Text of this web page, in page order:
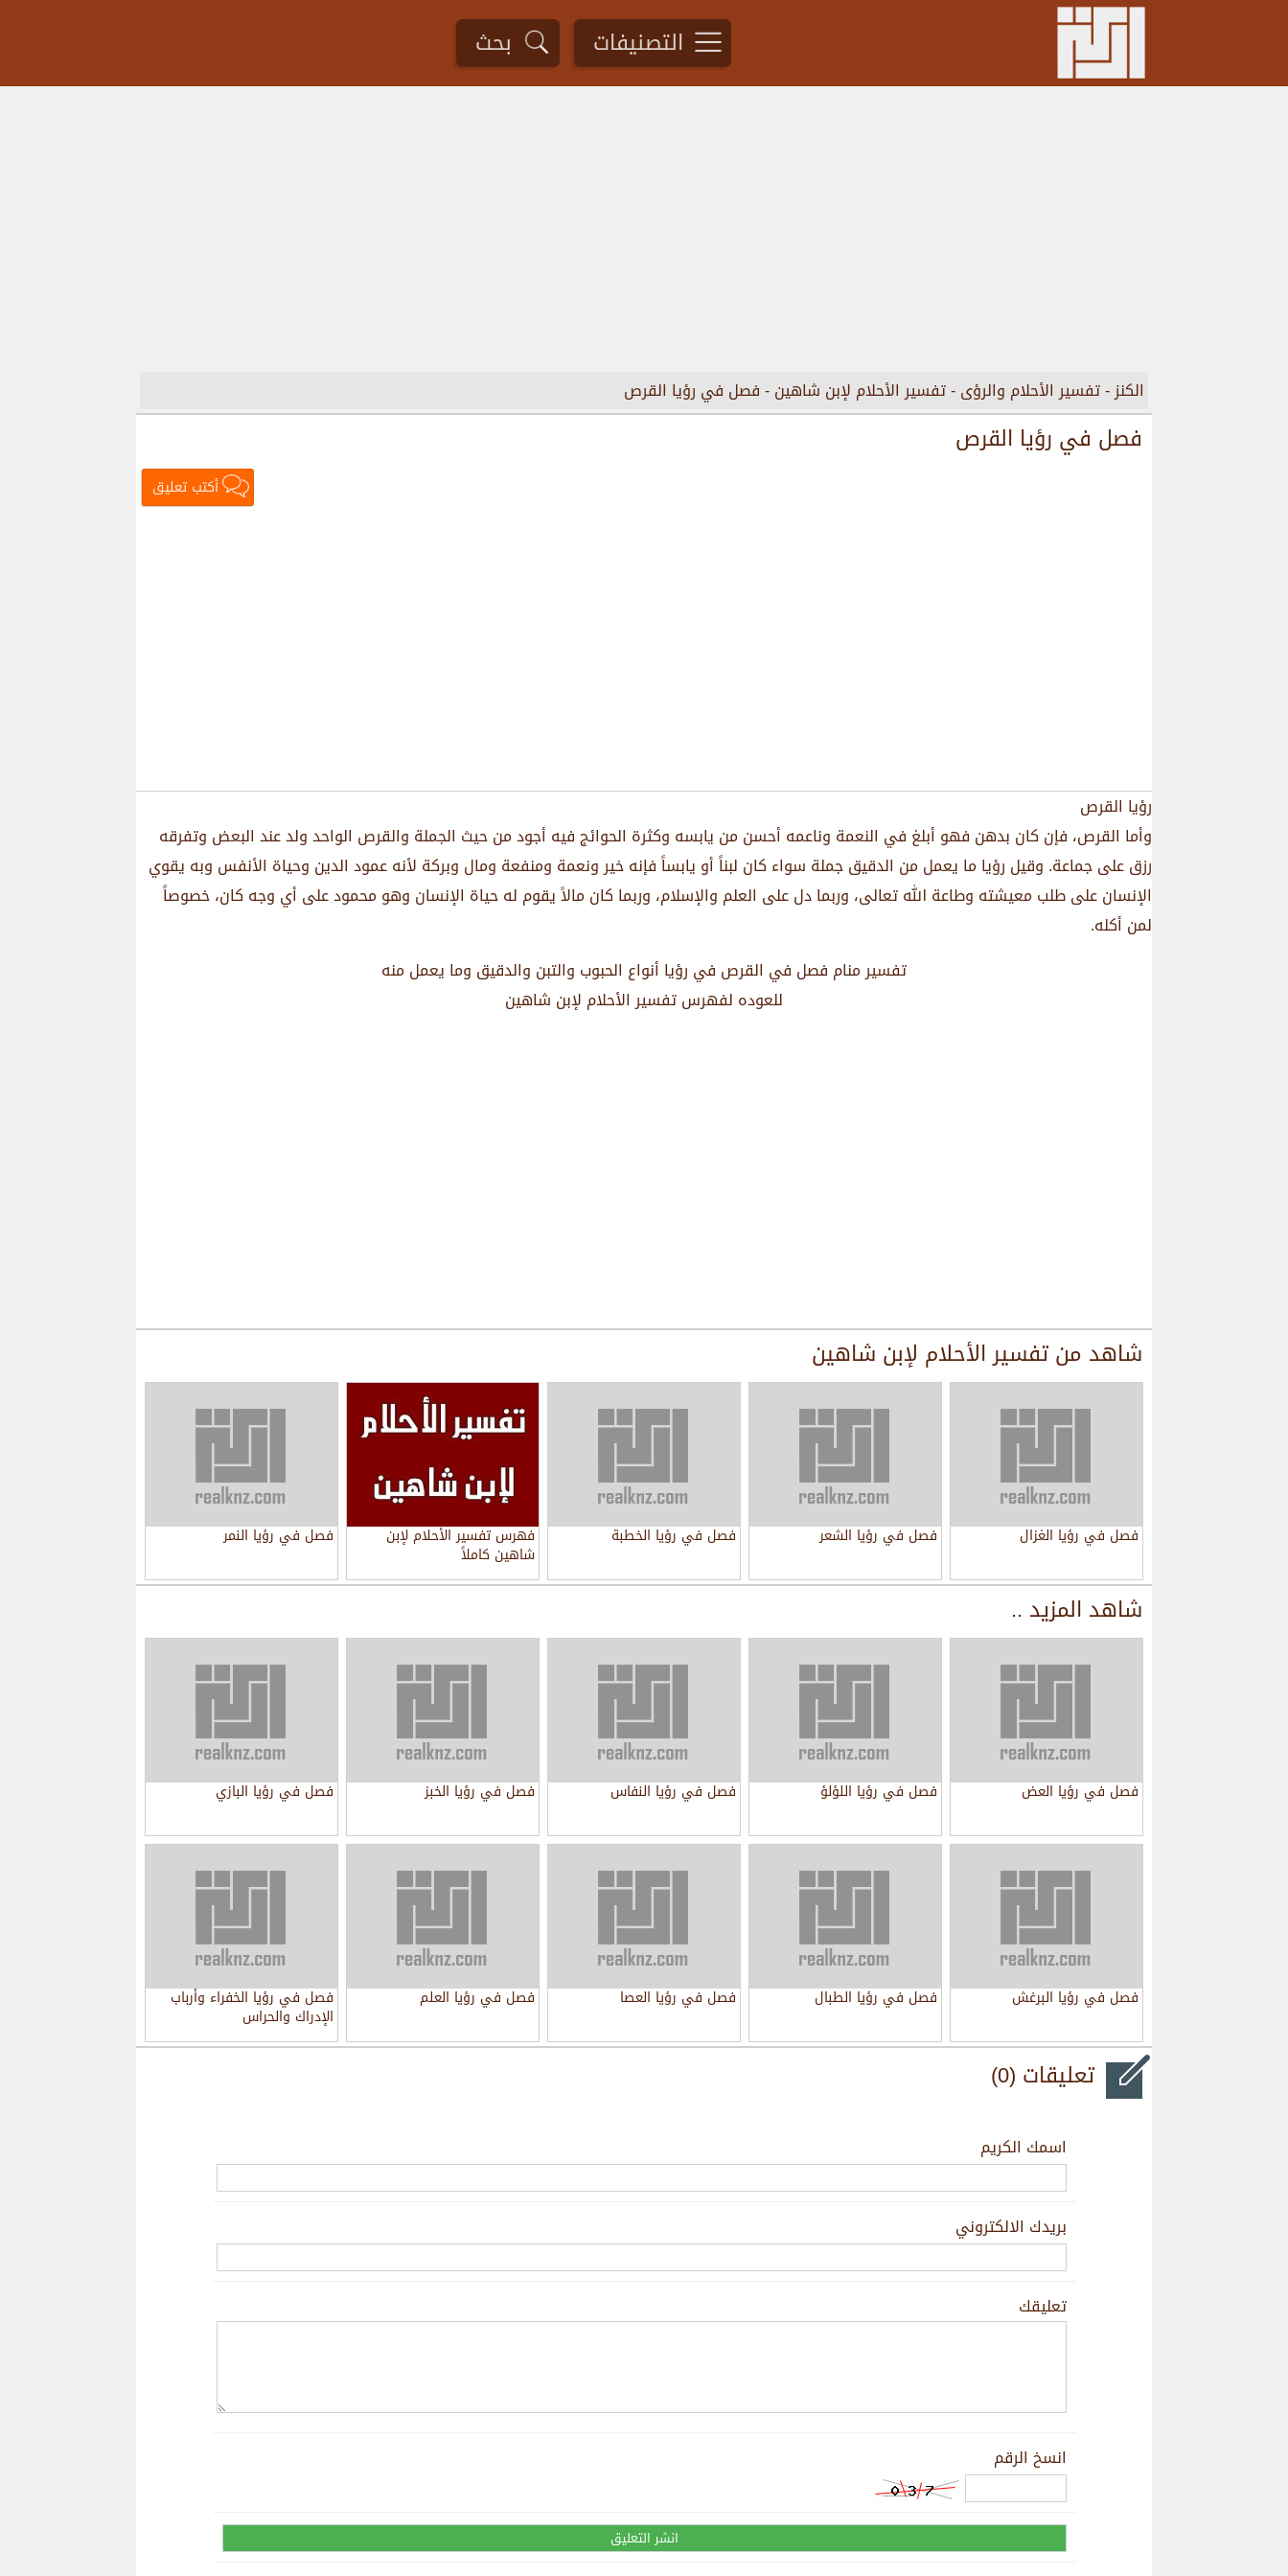
التصنيفات بحث
الكنز-تفسير الأحلام والرؤى-تفسير الأحلام لإبن شاهين-فصل في رؤيا القرص
فصل في رؤيا القرص
أكتب تعليق
رؤيا القرص
وأما القرص، فإن كان بدهن فهو أبلغ في النعمة وناعمه أحسن من يابسه وكثرة الحوائج فيه أجود من حيث الجملة والقرص الواحد ولد عند البعض وتفرقه
رزق على جماعة. وقيل رؤيا ما يعمل من الدقيق جملة سواء كان لبناً أو يابساً فإنه خير ونعمة ومنفعة ومال وبركة لأنه عمود الدين وحياة الأنفس وبه يقوي
الإنسان على طلب معيشته وطاعة الله تعالى، وربما دل على العلم والإسلام، وربما كان مالاً يقوم له حياة الإنسان وهو محمود على أي وجه كان، خصوصاً
لمن أكله.
تفسير منام فصل في القرص في رؤيا أنواع الحبوب والتبن والدقيق وما يعمل منه
للعوده لفهرس تفسير الأحلام لإبن شاهين
شاهد منتفسير الأحلام لإبن شاهين
فصل في رؤيا الغزال فصل في رؤيا الشعر فصل في رؤيا الخطبة فهرس تفسير الأحلام لإبن
شاهين كاملاً
فصل في رؤيا النمر
شاهد المزيد ..
فصل في رؤيا العض فصل في رؤيا اللؤلؤ فصل في رؤيا النفاس فصل في رؤيا الخبز فصل في رؤيا البازي
فصل في رؤيا البرغش فصل في رؤيا الطبال فصل في رؤيا العصا فصل في رؤيا العلم فصل في رؤيا الخفراء وأرباب
الإدراك والحراس
تعليقات (0)
اسمك الكريم
بريدك الالكتروني
تعليقك
انسخ الرقم